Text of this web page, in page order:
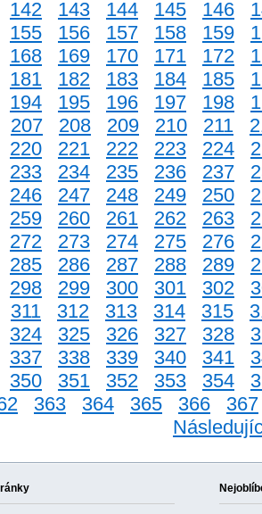
142 143 144 145 146
155 156 157 158 159
168 169 170 171 172
181 182 183 184 185
194 195 196 197 198
207 208 209 210 211
220 221 222 223 224
233 234 235 236 237
246 247 248 249 250
259 260 261 262 263
272 273 274 275 276
285 286 287 288 289
298 299 300 301 302
311 312 313 314 315
324 325 326 327 328
337 338 339 340 341
350 351 352 353 354
363 364 365 366
367